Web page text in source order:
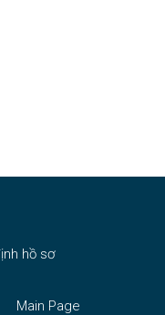
hồ sơ
Main Page